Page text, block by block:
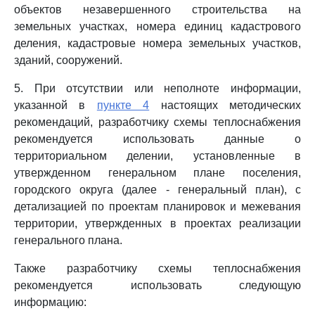
объектов незавершенного строительства на
земельных участках, номера единиц кадастрового
деления, кадастровые номера земельных участков,
зданий, сооружений.
5. При отсутствии или неполноте информации,
указанной в пункте 4 настоящих методических
рекомендаций, разработчику схемы теплоснабжения
рекомендуется использовать данные о
территориальном делении, установленные в
утвержденном генеральном плане поселения,
городского округа (далее - генеральный план), с
детализацией по проектам планировок и межевания
территории, утвержденных в проектах реализации
генерального плана.
Также разработчику схемы теплоснабжения
рекомендуется использовать следующую
информацию: